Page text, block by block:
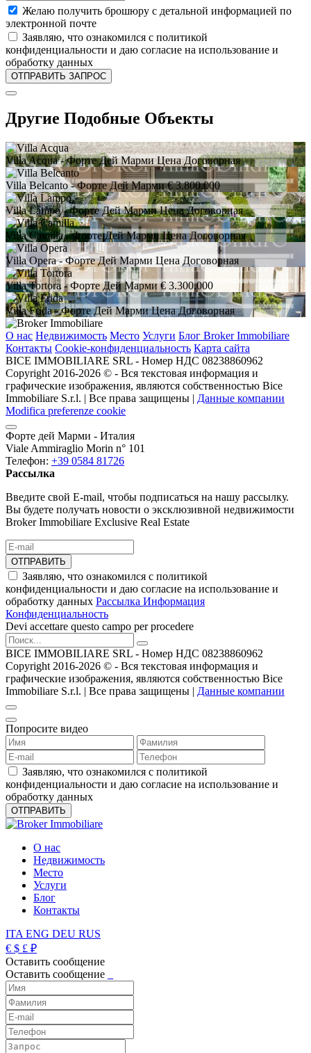
Желаю получить брошюру с детальной информацией по
электронной почте
Заявляю, что ознакомился с политикой
конфиденциальности и даю согласие на использование и
обработку данных
Другие Подобные Объекты
Villa Acqua- Форте Дей Марми Цена Договорная
Villa Belcanto- Форте Дей Марми € 3.800.000
Villa Lampo- Форте Дей Марми Цена Договорная
Villa Camilla- Форте Дей Марми Цена Договорная
Villa Opera- Форте Дей Марми Цена Договорная
Villa Tortora- Форте Дей Марми € 3.300.000
Villa Frida- Форте Дей Марми Цена Договорная
О нас Недвижимость Место Услуги Блог Broker Immobiliare
Контакты Cookie-конфиденциальность Карта сайта
BICE IMMOBILIARE SRL - Номер НДС 08238860962
Copyright 2016-2026 ©️ - Вся текстовая информация и
графические изображения, являются собственностью Bice
Immobiliare S.r.l. | Все права защищены | Данные компании
Modifica preferenze cookie
Форте дей Марми - Италия
Viale Ammiraglio Morin n° 101
Телефон: +39 0584 81726
Рассылка
Введите свой E-mail, чтобы подписаться на нашу рассылку.
Вы будете получать новости о эксклюзивной недвижимости
Broker Immobiliare Exclusive Real Estate
ОТПРАВИТЬ
Заявляю, что ознакомился с политикой
конфиденциальности и даю согласие на использование и
обработку данных Рассылка Информация
Конфиденциальность
Devi accettare questo campo per procedere
BICE IMMOBILIARE SRL - Номер НДС 08238860962
Copyright 2016-2026 ©️ - Вся текстовая информация и
графические изображения, являются собственностью Bice
Immobiliare S.r.l. | Все права защищены | Данные компании
Попросите видео
Заявляю, что ознакомился с политикой
конфиденциальности и даю согласие на использование и
обработку данных
О нас
Недвижимость
Место
Услуги
Блог
Контакты
ITA ENG DEU RUS
€ $ £ ₽
Оставить сообщение
Оставить сообщение